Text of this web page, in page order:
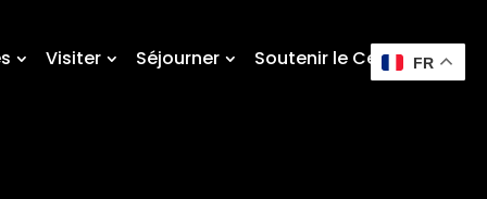
Visiter Séjourner Soutenir le Centre FR